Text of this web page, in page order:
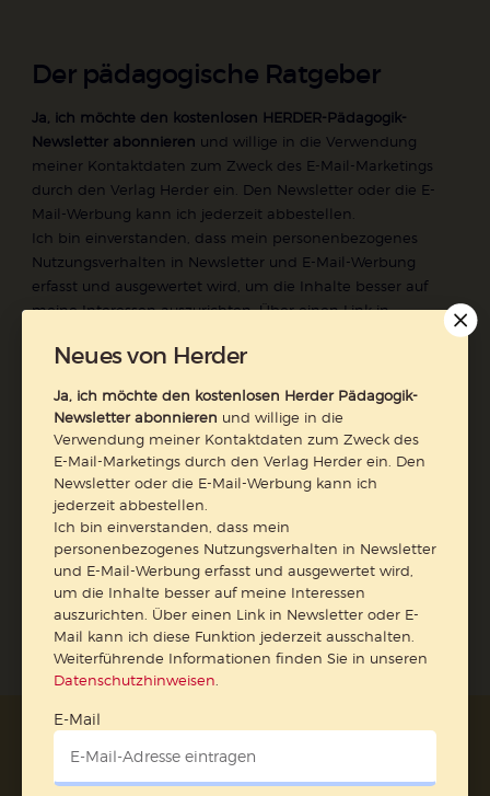
Der pädagogische Ratgeber
Ja, ich möchte den kostenlosen HERDER-Pädagogik-
Newsletter abonnieren und willige in die Verwendung
meiner Kontaktdaten zum Zweck des E-Mail-Marketings
durch den Verlag Herder ein. Den Newsletter oder die E-
Mail-Werbung kann ich jederzeit abbestellen.
Ich bin einverstanden, dass mein personenbezogenes
Nutzungsverhalten in Newsletter und E-Mail-Werbung
erfasst und ausgewertet wird, um die Inhalte besser auf
meine Interessen auszurichten. Über einen Link in
ausschalten.
Datenschutzhinweisen .
E-Mail
Jetzt anmelden
Barrierefreiheit
Neues von Herder
Ja, ich möchte den kostenlosen Herder Pädagogik-
Newsletter abonnieren und willige in die
Verwendung meiner Kontaktdaten zum Zweck des
E-Mail-Marketings durch den Verlag Herder ein. Den
Newsletter oder die E-Mail-Werbung kann ich
jederzeit abbestellen.
Ich bin einverstanden, dass mein
personenbezogenes Nutzungsverhalten in Newsletter
und E-Mail-Werbung erfasst und ausgewertet wird,
um die Inhalte besser auf meine Interessen
auszurichten. Über einen Link in Newsletter oder E-
Mail kann ich diese Funktion jederzeit ausschalten.
Weiterführende Informationen finden Sie in unseren
Datenschutzhinweisen
E-Mail